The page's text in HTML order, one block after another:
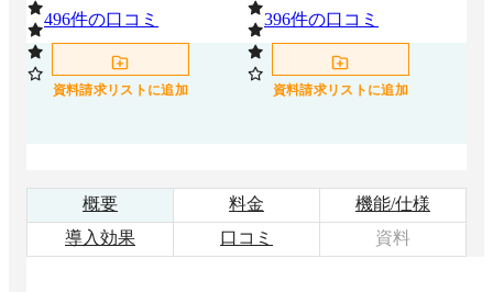
496件の口コミ
資料請求リストに追加
396件の口コミ
資料請求リストに追加
概要 料金
機能/仕様
導入効果
口コミ 資料